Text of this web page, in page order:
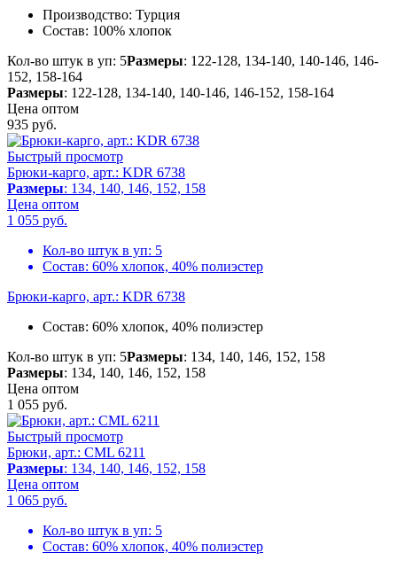
Производство: Турция
Состав: 100% хлопок
Кол-во штук в уп: 5Размеры: 122-128, 134-140, 140-146, 146-
152, 158-164
Размеры: 122-128, 134-140, 140-146, 146-152, 158-164
Цена оптом
935 руб.
Быстрый просмотр
Брюки-карго, арт.: KDR 6738
Размеры: 134, 140, 146, 152, 158
Цена оптом
1 055 руб.
Кол-во штук в уп: 5
Состав: 60% хлопок, 40% полиэстер
Брюки-карго, арт.: KDR 6738
Состав: 60% хлопок, 40% полиэстер
Кол-во штук в уп: 5Размеры: 134, 140, 146, 152, 158
Размеры: 134, 140, 146, 152, 158
Цена оптом
1 055 руб.
Быстрый просмотр
Брюки, арт.: CML 6211
Размеры: 134, 140, 146, 152, 158
Цена оптом
1 065 руб.
Кол-во штук в уп: 5
Состав: 60% хлопок, 40% полиэстер